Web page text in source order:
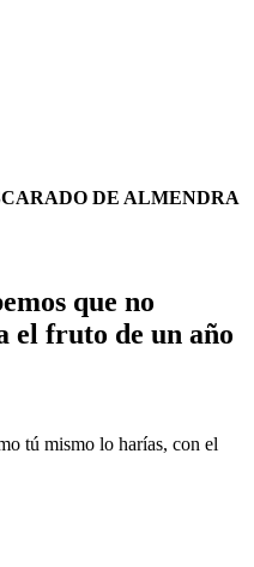
DE ALMENDRA
que no
el fruto de un año
tú mismo lo harías, con el